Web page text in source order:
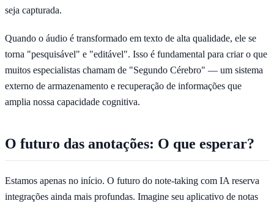
seja capturada.
Quando o áudio é transformado em texto de alta qualidade, ele se
torna "pesquisável" e "editável". Isso é fundamental para criar o que
muitos especialistas chamam de "Segundo Cérebro" — um sistema
externo de armazenamento e recuperação de informações que
amplia nossa capacidade cognitiva.
O futuro das anotações: O que esperar?
Estamos apenas no início. O futuro do note-taking com IA reserva
integrações ainda mais profundas. Imagine seu aplicativo de notas